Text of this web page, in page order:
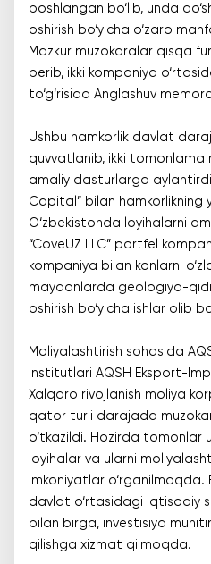
boshlangan bo‘lib, unda
oshirish bo‘yicha o‘zaro
Mazkur muzokaralar qisqa
berib, ikki kompaniya
to‘g‘risida Anglashuv
Ushbu hamkorlik davlat
quvvatlanib, ikki tomonlama
amaliy dasturlarga
Capital” bilan
O‘zbekistonda loyihalarni
“CoveUZ LLC” portfel
kompaniya bilan konlarni
maydonlarda geologiya-
oshirish bo‘yicha ishlar olib
Moliyalashtirish sohasida
institutlari AQSH Eksport-
Xalqaro rivojlanish moliya
qator turli darajada
o‘tkazildi. Hozirda tomonlar
loyihalar va ularni
imkoniyatlar o‘rganilmoqda.
davlat o‘rtasidagi iqtisodiy
bilan birga, investisiya
qilishga xizmat qilmoqda.